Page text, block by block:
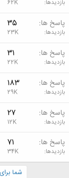
بازدیدها 62K
پاسخ ها 35
بازدیدها 23K
پاسخ ها 31
بازدیدها 22K
پاسخ ها 183
بازدیدها 29K
پاسخ ها 27
بازدیدها 12K
پاسخ ها 71
بازدیدها 34K
شما